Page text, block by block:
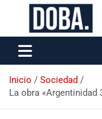
Data
Inicio
Sociedad
La obra «Argentinidad